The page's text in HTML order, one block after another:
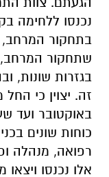
נכנסו ללחימה
בתחקור
שתחקור המרחב,
בגזרות שונות,
זה. יצוין כי
באוקטובר ועד
כוחות שונים
רפואה, מנהלה
אלו נכנסו